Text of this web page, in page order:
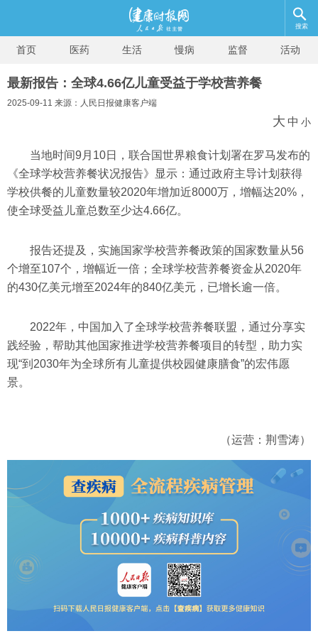
搜索
首页 医药 生活 慢病 监督 活动
最新报告：全球4.66亿儿童受益于学校营养餐
2025-09-11 来源：人民日报健康客户端
大 中 小
当地时间9月10日，联合国世界粮食计划署在罗马发布的
《全球学校营养餐状况报告》显示：通过政府主导计划获得
学校供餐的儿童数量较2020年增加近8000万，增幅达20%，
使全球受益儿童总数至少达4.66亿。
报告还提及，实施国家学校营养餐政策的国家数量从56
个增至107个，增幅近一倍；全球学校营养餐资金从2020年
的430亿美元增至2024年的840亿美元，已增长逾一倍。
2022年，中国加入了全球学校营养餐联盟，通过分享实
践经验，帮助其他国家推进学校营养餐项目的转型，助力实
现“到2030年为全球所有儿童提供校园健康膳食”的宏伟愿
景。
（运营：荆雪涛）